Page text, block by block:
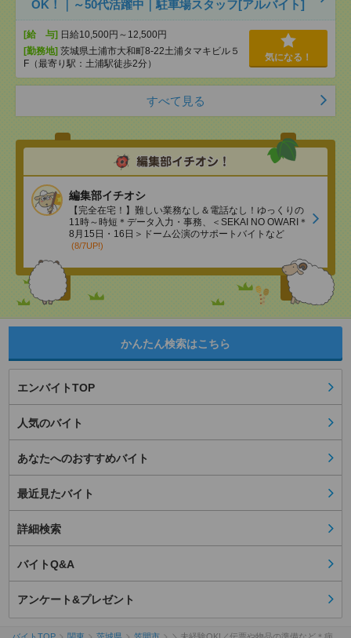
OK！｜～50代活躍中｜駐車場スタッフ[アルバイト]
[給 与] 日給10,500円～12,500円
[勤務地] 茨城県土浦市大和町8-22土浦タマキビル５
F（最寄り駅：土浦駅徒歩2分）
気になる！
すべて見る
編集部イチオシ
【完全在宅！】難しい業務なし＆電話なし！ゆっくりの
11時～時短＊データ入力・事務、＜SEKAI NO OWARI＊
8月15日・16日＞ドーム公演のサポートバイトなど
(8/7UP!)
かんたん検索はこちら
エンバイトTOP
人気のバイト
あなたへのおすすめバイト
最近見たバイト
詳細検索
バイトQ&A
アンケート&プレゼント